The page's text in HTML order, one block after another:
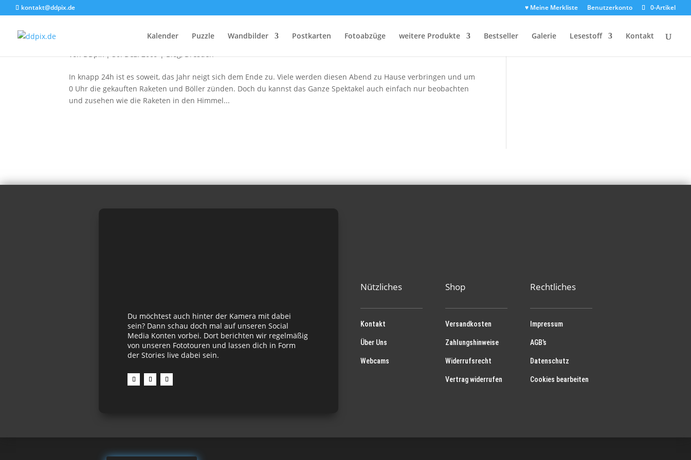
kontakt@ddpix.de ♥ Meine Merkliste Benutzerkonto 0-Artikel
Kalender Puzzle Wandbilder Postkarten Fotoabzüge weitere Produkte Bestseller Galerie Lesestoff Kontakt
Standpunkte zur Silvesternacht
vonDDpix|30. Dez. 2009|Blog,Dresden
In knapp 24h ist es soweit, das Jahr neigt sich dem Ende zu. Viele werden diesen Abend zu Hause verbringen und um
0 Uhr die gekauften Raketen und Böller zünden. Doch du kannst das Ganze Spektakel auch einfach nur beobachten
und zusehen wie die Raketen in den Himmel...
Du möchtest auch hinter der Kamera mit dabei
sein? Dann schau doch mal auf unseren Social
Media Konten vorbei. Dort berichten wir regelmäßig
von unseren Fototouren und lassen dich in Form
der Stories live dabei sein.
Nützliches
Kontakt
Über Uns
Webcams
Shop
Versandkosten
Zahlungshinweise
Widerrufsrecht
Vertrag widerrufen
Rechtliches
Impressum
AGB’s
Datenschutz
Cookies bearbeiten